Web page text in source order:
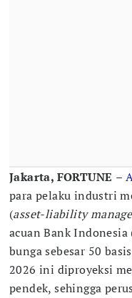
Jakarta, FORTUNE –
para pelaku industri
(asset-liability
acuan Bank
bunga sebesar 50
2026 ini diproyeksi
pendek, sehingga